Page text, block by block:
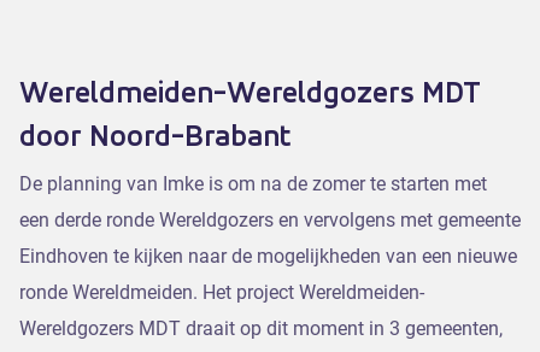
Wereldmeiden-Wereldgozers MDT
door Noord-Brabant
De planning van Imke is om na de zomer te starten met
een derde ronde Wereldgozers en vervolgens met gemeente
Eindhoven te kijken naar de mogelijkheden van een nieuwe
ronde Wereldmeiden. Het project Wereldmeiden-
Wereldgozers MDT draait op dit moment in 3 gemeenten,